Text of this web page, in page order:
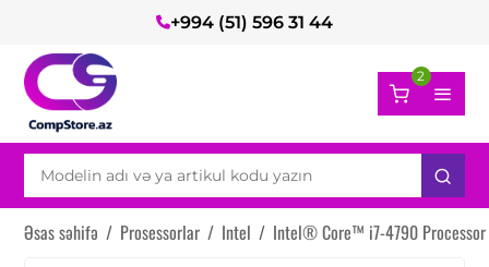
+994 (51) 596 31 44
2
Əsas səhifə / Prosessorlar / Intel / Intel® Core™ i7-4790 Processor